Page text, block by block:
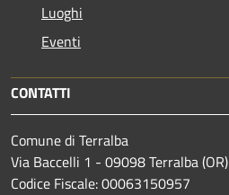
Luoghi
Eventi
CONTATTI
Comune di Terralba
Via Baccelli 1 - 09098 Terralba (OR)
Codice Fiscale: 00063150957